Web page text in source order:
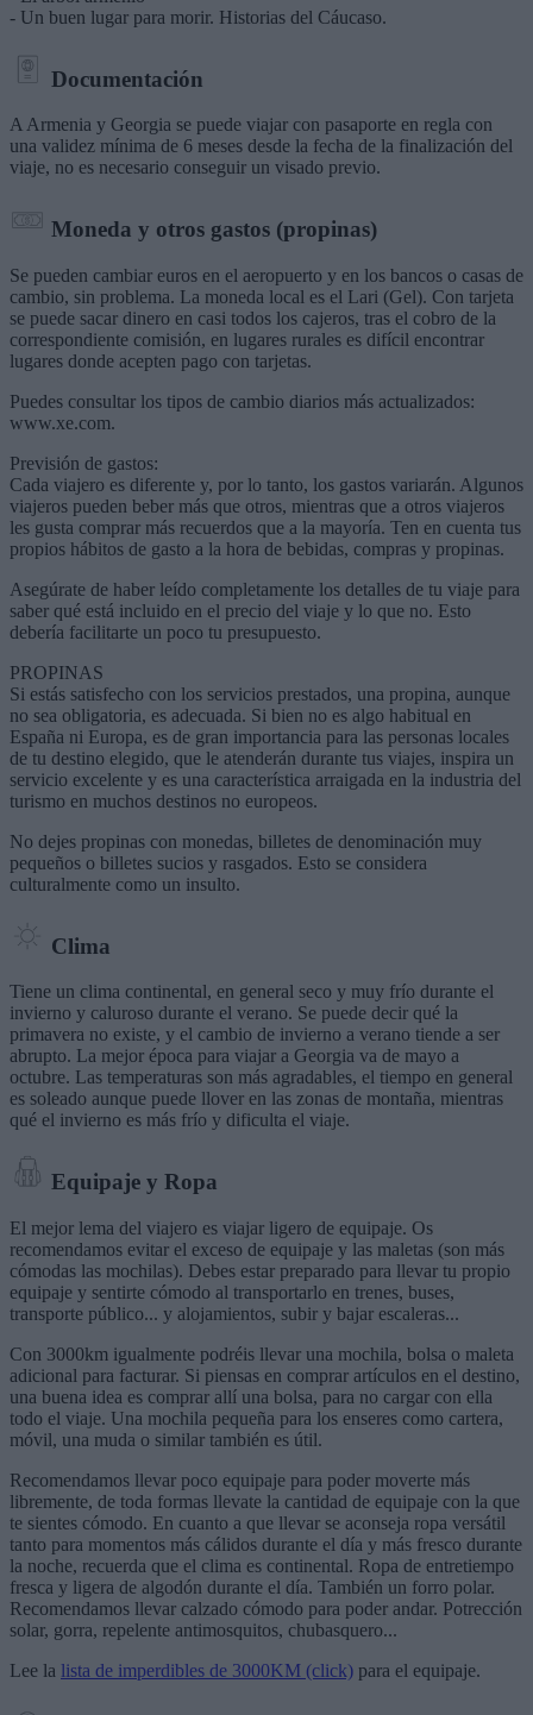
- Un buen lugar para morir. Historias del Cáucaso.
Documentación
A Armenia y Georgia se puede viajar con pasaporte en regla con
una validez mínima de 6 meses desde la fecha de la finalización del
viaje, no es necesario conseguir un visado previo.
Moneda y otros gastos (propinas)
Se pueden cambiar euros en el aeropuerto y en los bancos o casas de
cambio, sin problema. La moneda local es el Lari (Gel). Con tarjeta
se puede sacar dinero en casi todos los cajeros, tras el cobro de la
correspondiente comisión, en lugares rurales es difícil encontrar
lugares donde acepten pago con tarjetas.
Puedes consultar los tipos de cambio diarios más actualizados:
www.xe.com.
Previsión de gastos:
Cada viajero es diferente y, por lo tanto, los gastos variarán. Algunos
viajeros pueden beber más que otros, mientras que a otros viajeros
les gusta comprar más recuerdos que a la mayoría. Ten en cuenta tus
propios hábitos de gasto a la hora de bebidas, compras y propinas.
Asegúrate de haber leído completamente los detalles de tu viaje para
saber qué está incluido en el precio del viaje y lo que no. Esto
debería facilitarte un poco tu presupuesto.
PROPINAS
Si estás satisfecho con los servicios prestados, una propina, aunque
no sea obligatoria, es adecuada. Si bien no es algo habitual en
España ni Europa, es de gran importancia para las personas locales
de tu destino elegido, que le atenderán durante tus viajes, inspira un
servicio excelente y es una característica arraigada en la industria del
turismo en muchos destinos no europeos.
No dejes propinas con monedas, billetes de denominación muy
pequeños o billetes sucios y rasgados. Esto se considera
culturalmente como un insulto.
Clima
Tiene un clima continental, en general seco y muy frío durante el
invierno y caluroso durante el verano. Se puede decir qué la
primavera no existe, y el cambio de invierno a verano tiende a ser
abrupto. La mejor época para viajar a Georgia va de mayo a
octubre. Las temperaturas son más agradables, el tiempo en general
es soleado aunque puede llover en las zonas de montaña, mientras
qué el invierno es más frío y dificulta el viaje.
Equipaje y Ropa
El mejor lema del viajero es viajar ligero de equipaje. Os
recomendamos evitar el exceso de equipaje y las maletas (son más
cómodas las mochilas). Debes estar preparado para llevar tu propio
equipaje y sentirte cómodo al transportarlo en trenes, buses,
transporte público... y alojamientos, subir y bajar escaleras...
Con 3000km igualmente podréis llevar una mochila, bolsa o maleta
adicional para facturar. Si piensas en comprar artículos en el destino,
una buena idea es comprar allí una bolsa, para no cargar con ella
todo el viaje. Una mochila pequeña para los enseres como cartera,
móvil, una muda o similar también es útil.
Recomendamos llevar poco equipaje para poder moverte más
libremente, de toda formas llevate la cantidad de equipaje con la que
te sientes cómodo. En cuanto a que llevar se aconseja ropa versátil
tanto para momentos más cálidos durante el día y más fresco durante
la noche, recuerda que el clima es continental. Ropa de entretiempo
fresca y ligera de algodón durante el día. También un forro polar.
Recomendamos llevar calzado cómodo para poder andar. Potrección
solar, gorra, repelente antimosquitos, chubasquero...
Lee la lista de imperdibles de 3000KM (click) para el equipaje.